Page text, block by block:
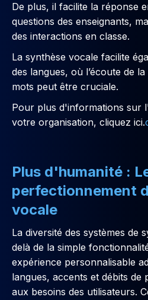
De plus, il facilite la réponse
questions des enseignants,
des interactions en classe.
La synthèse vocale facilite
des langues, où l’écoute de
mots peut être cruciale.
Pour plus d'informations sur
votre organisation, cliquez ici.
Plus d'humanité :
perfectionnement
vocale
La diversité des systèmes de
delà de la simple
expérience personnalisable
langues, accents et débits
aux besoins des utilisateurs.